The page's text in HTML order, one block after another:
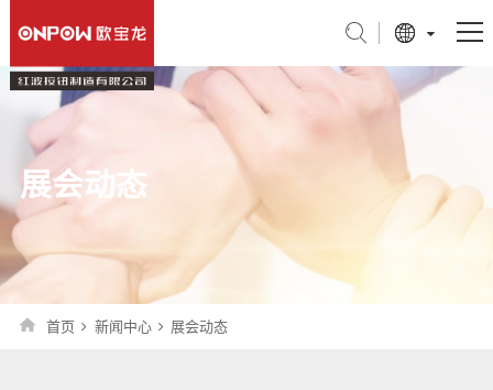
产品中心
行业应用
关于我们
技术支持
新闻中心
展会动态
首页 新闻中心 展会动态